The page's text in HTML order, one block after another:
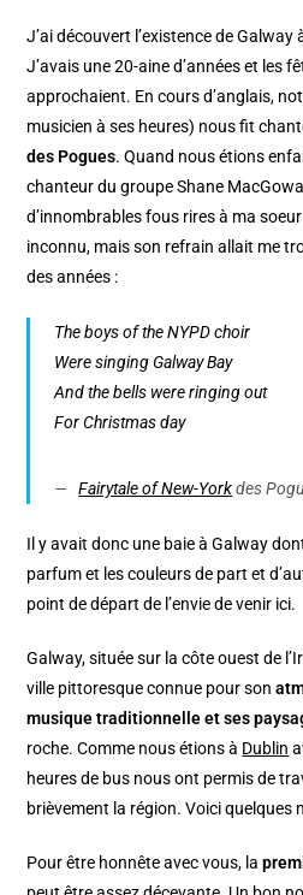
J’ai découvert l’existence de
J’avais une 20-aine d’années et les
approchaient. En cours d’anglais,
musicien à ses heures) nous fit
des Pogues. Quand nous étions
chanteur du groupe Shane
d’innombrables fous rires à ma
inconnu, mais son refrain allait me
des années :
The boys of the NYPD choir
Were singing Galway Bay
And the bells were ringing out
For Christmas day
Fairytale of New-Yorkdes
Il y avait donc une baie à Galway
parfum et les couleurs de part et
point de départ de l’envie de venir ici.
Galway, située sur la côte ouest de
ville pittoresque connue pour son
musique traditionnelle et ses
roche. Comme nous étions à Dublin
heures de bus nous ont permis de
brièvement la région. Voici quelques
Pour être honnête avec vous, la